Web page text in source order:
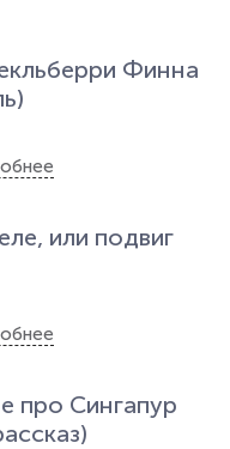
Финна
или подвиг
про Сингапур